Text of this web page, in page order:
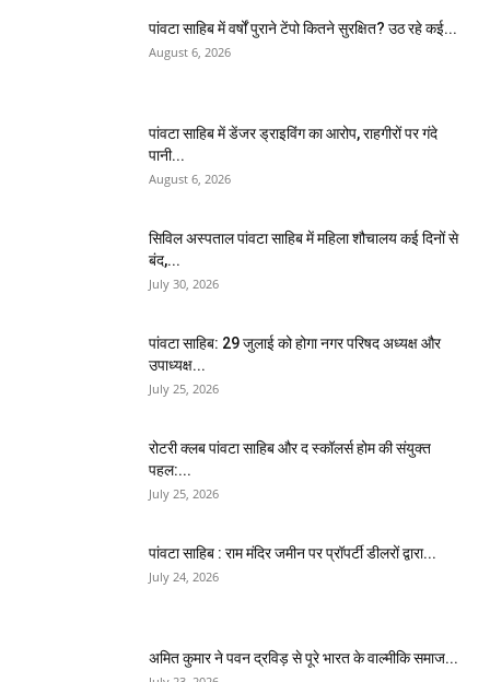
पांवटा साहिब में वर्षों पुराने टेंपो कितने सुरक्षित? उठ रहे कई...
August 6, 2026
पांवटा साहिब में डेंजर ड्राइविंग का आरोप, राहगीरों पर गंदे
पानी...
August 6, 2026
सिविल अस्पताल पांवटा साहिब में महिला शौचालय कई दिनों से
बंद,...
July 30, 2026
पांवटा साहिब: 29 जुलाई को होगा नगर परिषद अध्यक्ष और
उपाध्यक्ष...
July 25, 2026
​रोटरी क्लब पांवटा साहिब और द स्कॉलर्स होम की संयुक्त
पहल:...
July 25, 2026
पांवटा साहिब : राम मंदिर जमीन पर प्रॉपर्टी डीलरों द्वारा...
July 24, 2026
अमित कुमार ने पवन द्रविड़ से पूरे भारत के वाल्मीकि समाज...